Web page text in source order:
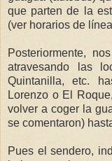
que parten de la
(ver horarios de
Posteriormente,
atravesando las
Quintanilla, etc.
Lorenzo o El
volver a coger la
se comentaron)
Pues el sendero,